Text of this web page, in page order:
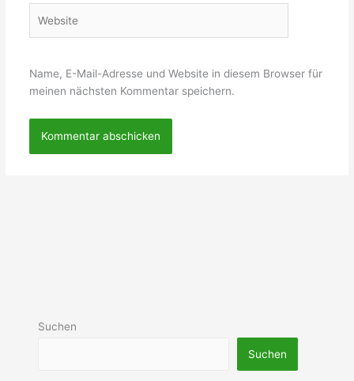
Name, E-Mail-Adresse und Website in diesem Browser für
meinen nächsten Kommentar speichern.
Suchen
Suchen